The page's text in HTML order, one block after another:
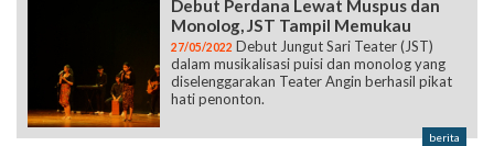
Debut Perdana Lewat Muspus dan
Monolog, JST Tampil Memukau
27/05/2022 Debut Jungut Sari Teater (JST)
dalam musikalisasi puisi dan monolog yang
diselenggarakan Teater Angin berhasil pikat
hati penonton.
berita